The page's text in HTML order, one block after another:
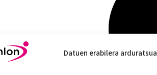
Datuen erabilera arduratsua